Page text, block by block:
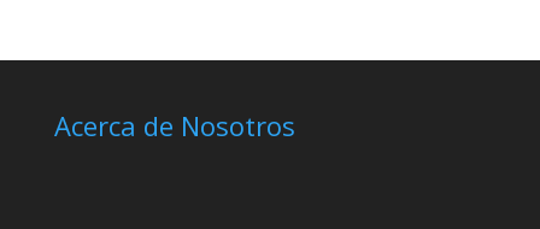
Acerca de Nosotros